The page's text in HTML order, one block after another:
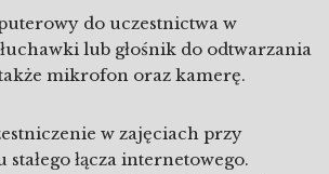
do uczestnictwa w
lub głośnik do odtwarzania
mikrofon oraz kamerę.
w zajęciach przy
łącza internetowego.